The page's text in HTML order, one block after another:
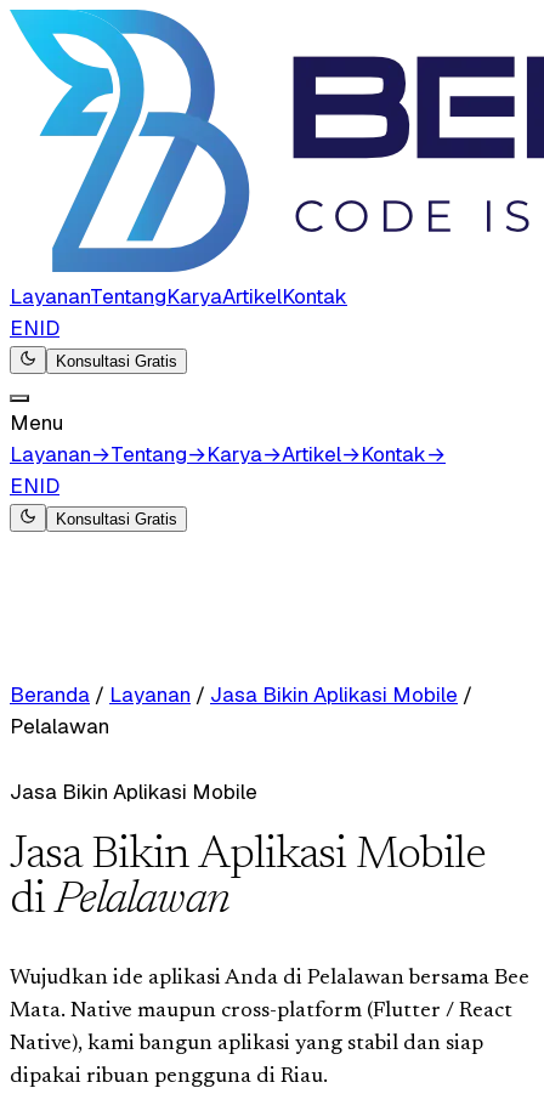
LayananTentangKaryaArtikelKontak
ENID
Konsultasi Gratis
Menu
Layanan→Tentang→Karya→Artikel→Kontak→
ENID
Konsultasi Gratis
Beranda / Layanan / Jasa Bikin Aplikasi Mobile /
Pelalawan
Jasa Bikin Aplikasi Mobile
Jasa Bikin Aplikasi Mobile
diPelalawan
Wujudkan ide aplikasi Anda di Pelalawan bersama Bee
Mata. Native maupun cross-platform (Flutter / React
Native), kami bangun aplikasi yang stabil dan siap
dipakai ribuan pengguna di Riau.